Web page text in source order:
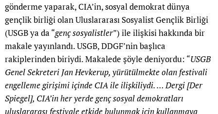
gönderme yaparak, CIA’in, sosyal demokrat dünya
gençlik birliği olan Uluslararası Sosyalist Gençlik Birliği
(USGB ya da “genç sosyalistler”) ile ilişkisi hakkında bir
makale yayınlandı. USGB, DDGF’nin başlıca
rakiplerinden biriydi. Makalede şöyle deniyordu: “USGB
Genel Sekreteri Jan Hevkerup, yürütülmekte olan festivali
engelleme girişimi içinde CIA ile ilişkiliydi. … Dergi [Der
Spiegel], CIA’in her yerde genç sosyal demokratları
uluslararası festivale etkide bulunmak için kullanmaya